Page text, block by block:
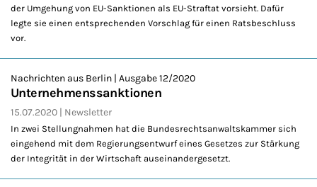
der Umgehung von EU-Sanktionen als EU-Straftat vorsieht. Dafür
legte sie einen entsprechenden Vorschlag für einen Ratsbeschluss
vor.
Nachrichten aus Berlin | Ausgabe 12/2020
Unternehmenssanktionen
15.07.2020 Newsletter
In zwei Stellungnahmen hat die Bundesrechtsanwaltskammer sich
eingehend mit dem Regierungsentwurf eines Gesetzes zur Stärkung
der Integrität in der Wirtschaft auseinandergesetzt.